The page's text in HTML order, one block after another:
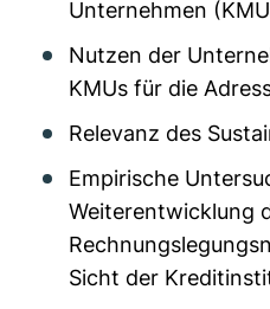
Unternehmen
Nutzen der
KMUs für die
Relevanz des
Empirische
Weiterentwicklung
Sicht der